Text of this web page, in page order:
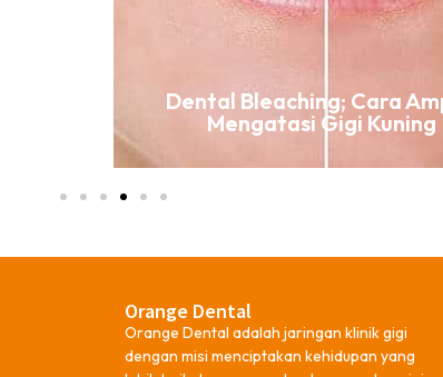
Dental Bleaching; Cara
Mengatasi Gigi Kuning
Orange Dental
Orange Dental adalah jaringan klinik gigi
dengan misi menciptakan kehidupan yang